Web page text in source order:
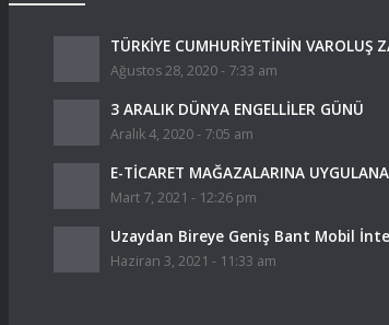
TÜRKİYE CUMHURİYETİNİN VAROLUŞ
Ağustos 28, 2020 - 7:33 am
3 ARALIK DÜNYA ENGELLİLER GÜNÜ
Aralık 4, 2020 - 7:05 am
E-TİCARET MAĞAZALARINA
Mart 7, 2021 - 12:26 pm
Uzaydan Bireye Geniş Bant Mobil
Haziran 3, 2021 - 11:33 am